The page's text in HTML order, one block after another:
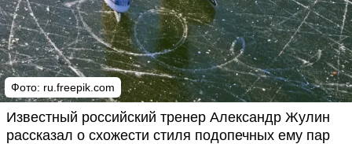
Фото: ru.freepik.com
Известный российский тренер Александр Жулин
рассказал о схожести стиля подопечных ему пар